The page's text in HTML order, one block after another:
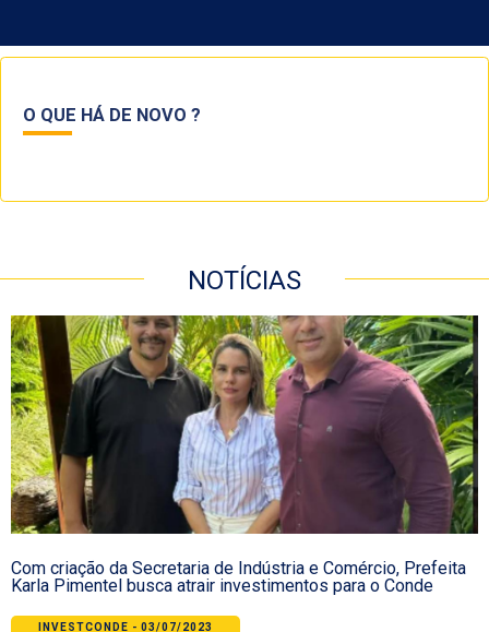
O QUE HÁ DE NOVO ?
NOTÍCIAS
Com criação da Secretaria de Indústria e Comércio, Prefeita
Karla Pimentel busca atrair investimentos para o Conde
INVESTCONDE - 03/07/2023